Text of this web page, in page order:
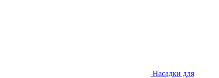
Насадки для